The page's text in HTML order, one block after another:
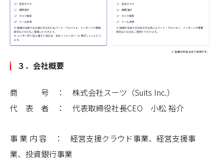
３．会社概要
商 号 ： 株式会社スーツ（Suits Inc.）
代 表 者 ： 代表取締役社長CEO 小松 裕介
事 業 内 容 ： 経営支援クラウド事業、経営支援事
業、投資銀行事業